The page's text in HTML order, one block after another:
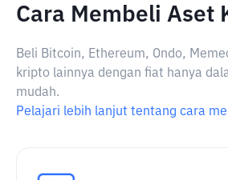
Cara Membeli Aset
Beli Bitcoin, Ethereum, Ondo,
kripto lainnya dengan fiat hanya
mudah.
Pelajari lebih lanjut tentang cara